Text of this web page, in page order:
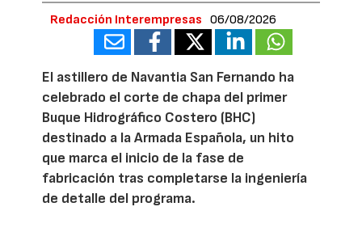
Redacción Interempresas 06/08/2026
El astillero de Navantia San Fernando ha
celebrado el corte de chapa del primer
Buque Hidrográfico Costero (BHC)
destinado a la Armada Española, un hito
que marca el inicio de la fase de
fabricación tras completarse la ingeniería
de detalle del programa.